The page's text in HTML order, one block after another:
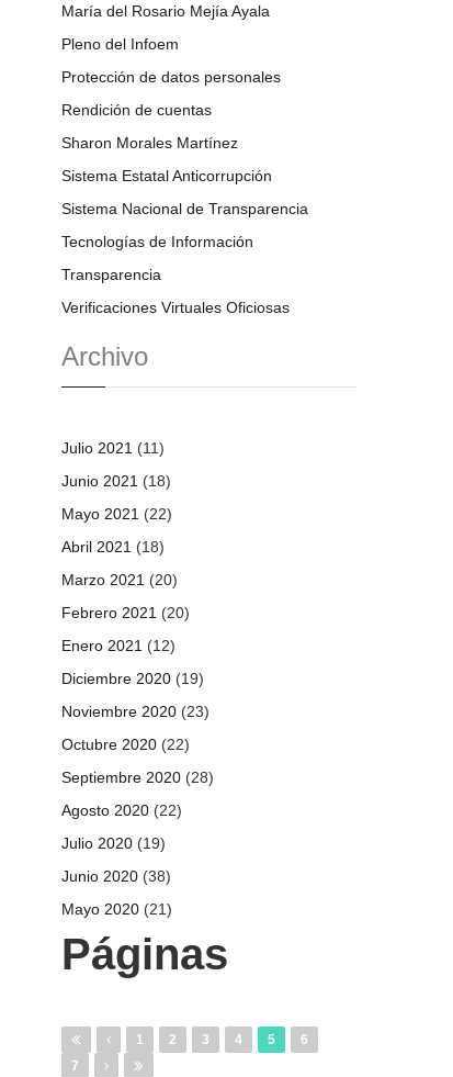
María del Rosario Mejía Ayala
Pleno del Infoem
Protección de datos personales
Rendición de cuentas
Sharon Morales Martínez
Sistema Estatal Anticorrupción
Sistema Nacional de Transparencia
Tecnologías de Información
Transparencia
Verificaciones Virtuales Oficiosas
Archivo
Julio 2021 (11)
Junio 2021 (18)
Mayo 2021 (22)
Abril 2021 (18)
Marzo 2021 (20)
Febrero 2021 (20)
Enero 2021 (12)
Diciembre 2020 (19)
Noviembre 2020 (23)
Octubre 2020 (22)
Septiembre 2020 (28)
Agosto 2020 (22)
Julio 2020 (19)
Junio 2020 (38)
Mayo 2020 (21)
Páginas
1 2 3 4 5
6
7